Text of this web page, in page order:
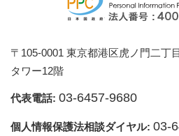
〒105-0001 東京都港区虎ノ門二
タワー12階
代表電話: 03-6457-9680
個人情報保護法相談ダイヤル: 03-